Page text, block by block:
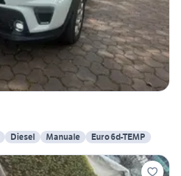
Diesel Manuale Euro 6d-TEMP